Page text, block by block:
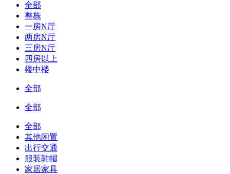
全部
整栋
一房N厅
两房N厅
三房N厅
四房以上
楼中楼
全部
全部
全部
其他闲置
出行交通
服装鞋帽
家居家具